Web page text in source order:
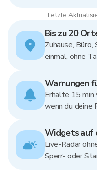
Letzte
Bis zu 20
Zuhause,
einmal, ohne
Warnungen
Erhalte 15 min
wenn du deine
Widgets auf
Live-Radar
Sperr- oder